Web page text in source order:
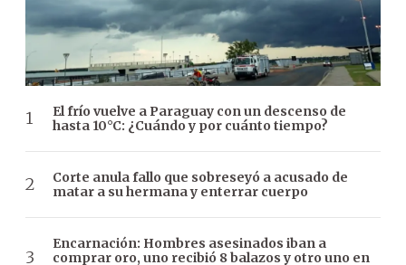
El frío vuelve a Paraguay con un descenso de
hasta 10°C: ¿Cuándo y por cuánto tiempo?
Corte anula fallo que sobreseyó a acusado de
matar a su hermana y enterrar cuerpo
Encarnación: Hombres asesinados iban a
comprar oro, uno recibió 8 balazos y otro uno en